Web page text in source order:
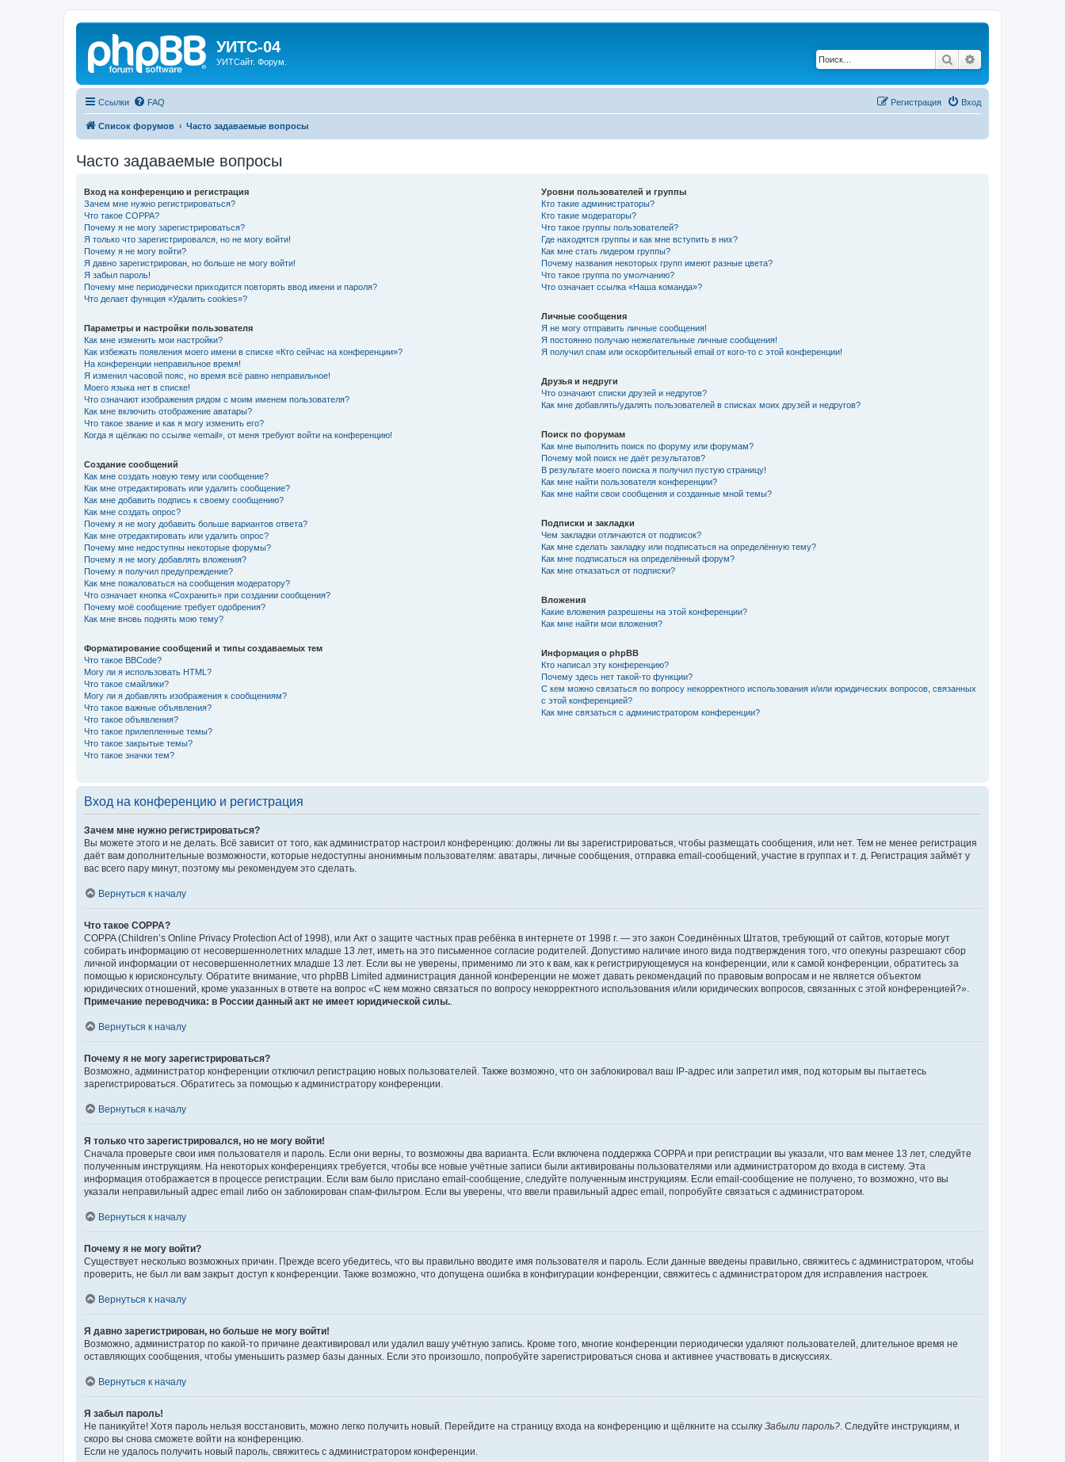
УИТС-04
УИТСайт. Форум. Поиск
Ссылки FAQ Вход
Регистрация
Список форумов Часто задаваемые вопросы
Часто задаваемые вопросы
Вход на конференцию и регистрация
Зачем мне нужно регистрироваться?
Что такое COPPA?
Почему я не могу зарегистрироваться?
Я только что зарегистрировался, но не могу войти!
Почему я не могу войти?
Я давно зарегистрирован, но больше не могу войти!
Я забыл пароль!
Почему мне периодически приходится повторять ввод имени и пароля?
Что делает функция «Удалить cookies»?
Параметры и настройки пользователя
Как мне изменить мои настройки?
Как избежать появления моего имени в списке «Кто сейчас на конференции»?
На конференции неправильное время!
Я изменил часовой пояс, но время всё равно неправильное!
Моего языка нет в списке!
Что означают изображения рядом с моим именем пользователя?
Как мне включить отображение аватары?
Что такое звание и как я могу изменить его?
Когда я щёлкаю по ссылке «email», от меня требуют войти на конференцию!
Создание сообщений
Как мне создать новую тему или сообщение?
Как мне отредактировать или удалить сообщение?
Как мне добавить подпись к своему сообщению?
Как мне создать опрос?
Почему я не могу добавить больше вариантов ответа?
Как мне отредактировать или удалить опрос?
Почему мне недоступны некоторые форумы?
Почему я не могу добавлять вложения?
Почему я получил предупреждение?
Как мне пожаловаться на сообщения модератору?
Что означает кнопка «Сохранить» при создании сообщения?
Почему моё сообщение требует одобрения?
Как мне вновь поднять мою тему?
Форматирование сообщений и типы создаваемых тем
Что такое BBCode?
Могу ли я использовать HTML?
Что такое смайлики?
Могу ли я добавлять изображения к сообщениям?
Что такое важные объявления?
Что такое объявления?
Что такое прилепленные темы?
Что такое закрытые темы?
Что такое значки тем?
Уровни пользователей и группы
Кто такие администраторы?
Кто такие модераторы?
Что такое группы пользователей?
Где находятся группы и как мне вступить в них?
Как мне стать лидером группы?
Почему названия некоторых групп имеют разные цвета?
Что такое группа по умолчанию?
Что означает ссылка «Наша команда»?
Личные сообщения
Я не могу отправить личные сообщения!
Я постоянно получаю нежелательные личные сообщения!
Я получил спам или оскорбительный email от кого-то с этой конференции!
Друзья и недруги
Что означают списки друзей и недругов?
Как мне добавлять/удалять пользователей в списках моих друзей и недругов?
Поиск по форумам
Как мне выполнить поиск по форуму или форумам?
Почему мой поиск не даёт результатов?
В результате моего поиска я получил пустую страницу!
Как мне найти пользователя конференции?
Как мне найти свои сообщения и созданные мной темы?
Подписки и закладки
Чем закладки отличаются от подписок?
Как мне сделать закладку или подписаться на определённую тему?
Как мне подписаться на определённый форум?
Как мне отказаться от подписки?
Вложения
Какие вложения разрешены на этой конференции?
Как мне найти мои вложения?
Информация о phpBB
Кто написал эту конференцию?
Почему здесь нет такой-то функции?
С кем можно связаться по вопросу некорректного использования и/или юридических вопросов, связанных
с этой конференцией?
Как мне связаться с администратором конференции?
Вход на конференцию и регистрация
Зачем мне нужно регистрироваться?
Вы можете этого и не делать. Всё зависит от того, как администратор настроил конференцию: должны ли вы зарегистрироваться, чтобы размещать сообщения, или нет. Тем не менее регистрация
даёт вам дополнительные возможности, которые недоступны анонимным пользователям: аватары, личные сообщения, отправка email-сообщений, участие в группах и т. д. Регистрация займёт у
вас всего пару минут, поэтому мы рекомендуем это сделать.
Вернуться к началу
Что такое COPPA?
COPPA (Children’s Online Privacy Protection Act of 1998), или Акт о защите частных прав ребёнка в интернете от 1998 г. — это закон Соединённых Штатов, требующий от сайтов, которые могут
собирать информацию от несовершеннолетних младше 13 лет, иметь на это письменное согласие родителей. Допустимо наличие иного вида подтверждения того, что опекуны разрешают сбор
личной информации от несовершеннолетних младше 13 лет. Если вы не уверены, применимо ли это к вам, как к регистрирующемуся на конференции, или к самой конференции, обратитесь за
помощью к юрисконсульту. Обратите внимание, что phpBB Limited администрация данной конференции не может давать рекомендаций по правовым вопросам и не является объектом
юридических отношений, кроме указанных в ответе на вопрос «С кем можно связаться по вопросу некорректного использования и/или юридических вопросов, связанных с этой конференцией?».
Примечание переводчика: в России данный акт не имеет юридической силы.
Вернуться к началу
Почему я не могу зарегистрироваться?
Возможно, администратор конференции отключил регистрацию новых пользователей. Также возможно, что он заблокировал ваш IP-адрес или запретил имя, под которым вы пытаетесь
зарегистрироваться. Обратитесь за помощью к администратору конференции.
Вернуться к началу
Я только что зарегистрировался, но не могу войти!
Сначала проверьте свои имя пользователя и пароль. Если они верны, то возможны два варианта. Если включена поддержка COPPA и при регистрации вы указали, что вам менее 13 лет, следуйте
полученным инструкциям. На некоторых конференциях требуется, чтобы все новые учётные записи были активированы пользователями или администратором до входа в систему. Эта
информация отображается в процессе регистрации. Если вам было прислано email-сообщение, следуйте полученным инструкциям. Если email-сообщение не получено, то возможно, что вы
указали неправильный адрес email либо он заблокирован спам-фильтром. Если вы уверены, что ввели правильный адрес email, попробуйте связаться с администратором.
Вернуться к началу
Почему я не могу войти?
Существует несколько возможных причин. Прежде всего убедитесь, что вы правильно вводите имя пользователя и пароль. Если данные введены правильно, свяжитесь с администратором, чтобы
проверить, не был ли вам закрыт доступ к конференции. Также возможно, что допущена ошибка в конфигурации конференции, свяжитесь с администратором для исправления настроек.
Вернуться к началу
Я давно зарегистрирован, но больше не могу войти!
Возможно, администратор по какой-то причине деактивировал или удалил вашу учётную запись. Кроме того, многие конференции периодически удаляют пользователей, длительное время не
оставляющих сообщения, чтобы уменьшить размер базы данных. Если это произошло, попробуйте зарегистрироваться снова и активнее участвовать в дискуссиях.
Вернуться к началу
Я забыл пароль!
Не паникуйте! Хотя пароль нельзя восстановить, можно легко получить новый. Перейдите на страницу входа на конференцию и щёлкните на ссылку Забыли пароль? . Следуйте инструкциям, и
скоро вы снова сможете войти на конференцию.
Если не удалось получить новый пароль, свяжитесь с администратором конференции.